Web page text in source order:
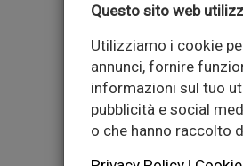
Email:
Questo sito web
Utilizziamo i cookie
annunci, fornire
informazioni sul tuo
pubblicità e social
o che hanno raccolto